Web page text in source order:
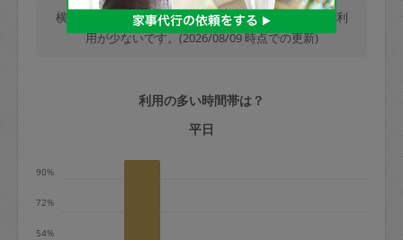
金額の100%＋交通費全額
定期契約をキャンセルする場合、毎週定
期は月2回まで隔週定期は月1回までキャ
横浜市では、毎週木曜日の利用が最も多く、日曜日の利
用が少ないです。(2026/08/09 時点での更新)
利用の多い時間帯は？
平日
54%
72%
90%